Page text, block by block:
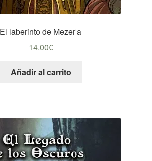
El laberinto de Mezeria
14.00€
Añadir al carrito